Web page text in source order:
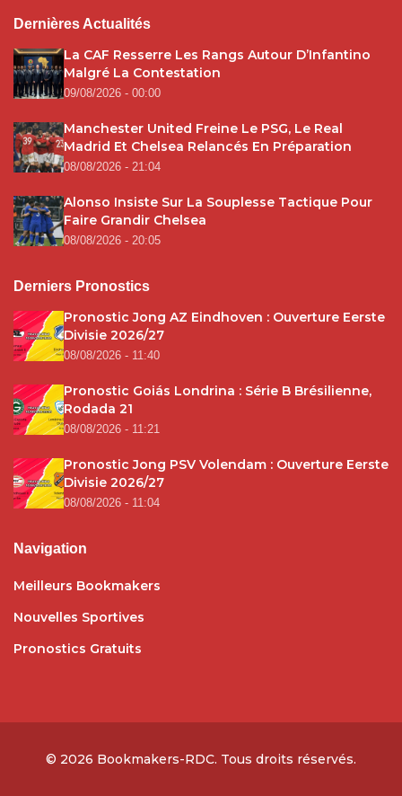
Dernières Actualités
La CAF Resserre Les Rangs Autour D’Infantino
Malgré La Contestation
09/08/2026 - 00:00
Manchester United Freine Le PSG, Le Real
Madrid Et Chelsea Relancés En Préparation
08/08/2026 - 21:04
Alonso Insiste Sur La Souplesse Tactique Pour
Faire Grandir Chelsea
08/08/2026 - 20:05
Derniers Pronostics
Pronostic Jong AZ Eindhoven : Ouverture Eerste
Divisie 2026/27
08/08/2026 - 11:40
Pronostic Goiás Londrina : Série B Brésilienne,
Rodada 21
08/08/2026 - 11:21
Pronostic Jong PSV Volendam : Ouverture Eerste
Divisie 2026/27
08/08/2026 - 11:04
Navigation
Meilleurs Bookmakers
Nouvelles Sportives
Pronostics Gratuits
© 2026 Bookmakers-RDC. Tous droits réservés.